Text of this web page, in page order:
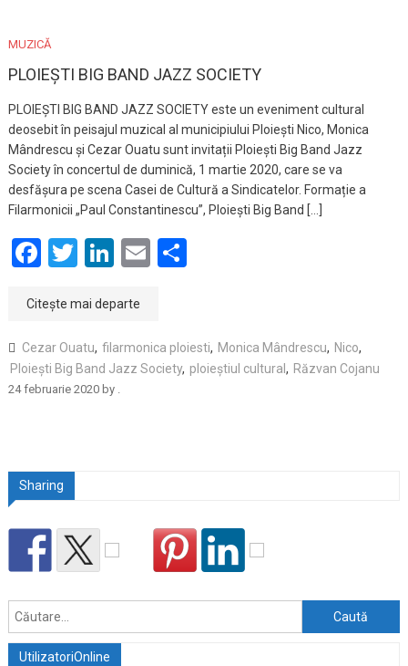
MUZICĂ
PLOIEȘTI BIG BAND JAZZ SOCIETY
PLOIEȘTI BIG BAND JAZZ SOCIETY este un eveniment cultural
deosebit în peisajul muzical al municipiului Ploiești Nico, Monica
Mândrescu și Cezar Ouatu sunt invitații Ploiești Big Band Jazz
Society în concertul de duminică, 1 martie 2020, care se va
desfășura pe scena Casei de Cultură a Sindicatelor. Formație a
Filarmonicii „Paul Constantinescu”, Ploiești Big Band […]
Facebook
Twitter
LinkedIn
EmailPartajează
Citește mai departe
Cezar Ouatu, filarmonica ploiesti, Monica Mândrescu, Nico,
Ploiești Big Band Jazz Society, ploieștiul cultural , Răzvan Cojanu
24 februarie 2020by .
Sharing
Caută
după:
UtilizatoriOnline